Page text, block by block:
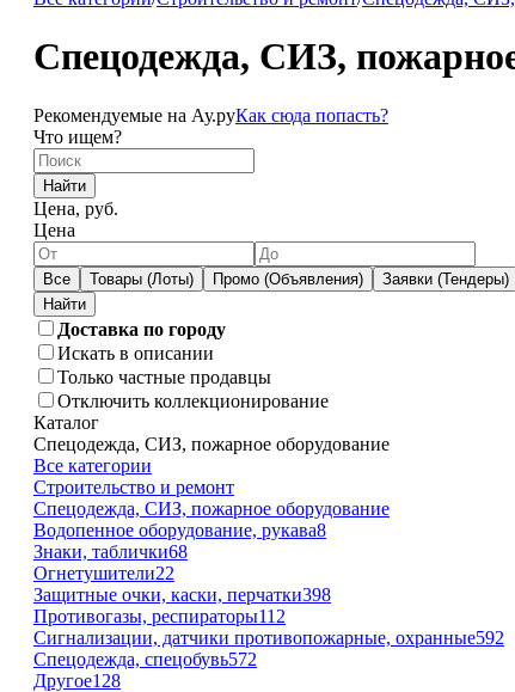
Спецодежда, СИЗ,
Рекомендуемые на Ау.руКак сюда попасть?
Что ищем?
Найти
Цена, руб.
Цена
Все Товары (Лоты) Промо (Объявления) Заявки (Тендеры)
Доставка по городу
Искать в описании
Только частные продавцы
Отключить коллекционирование
Каталог
Спецодежда, СИЗ, пожарное оборудование
Все категории
Строительство и ремонт
Спецодежда, СИЗ, пожарное оборудование
Водопенное оборудование, рукава8
Знаки, таблички68
Огнетушители22
Защитные очки, каски, перчатки398
Противогазы, респираторы112
Сигнализации, датчики противопожарные, охранные592
Спецодежда, спецобувь572
Другое128